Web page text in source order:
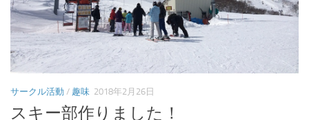
サークル活動 / 趣味 2018年2月26日
スキー部作りました！